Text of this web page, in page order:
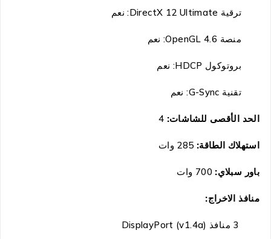
ترقية DirectX 12 Ultimate: نعم
منصة OpenGL 4.6: نعم
بروتوكول HDCP: نعم
تقنية G-Sync: نعم
الحد الأقصى للشاشات: 4
استهلاك الطاقة:285 وات
باور سبلاي:700 وات
منافذ الاخراج:
3 منافذ DisplayPort (v1.4a)